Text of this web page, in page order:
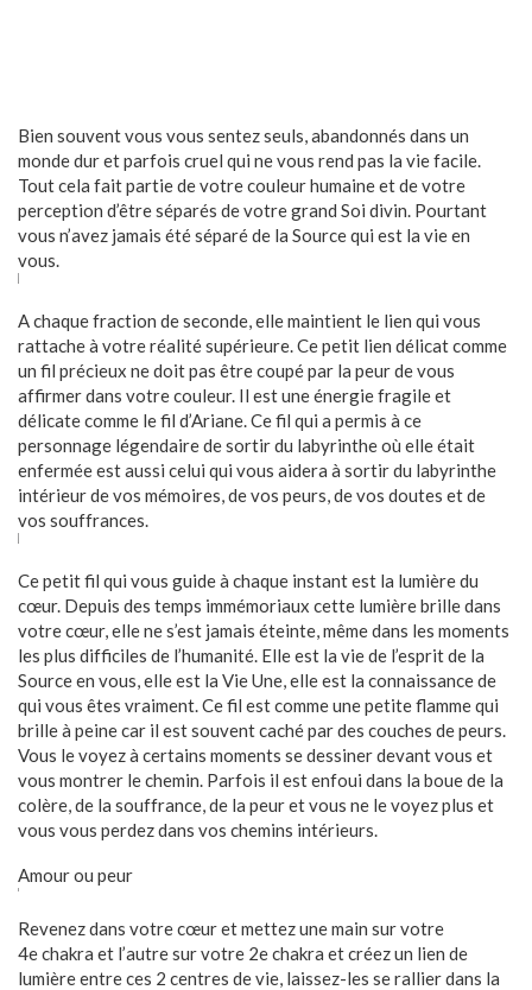
Bien souvent vous vous sentez seuls, abandonnés dans un
monde dur et parfois cruel qui ne vous rend pas la vie facile.
Tout cela fait partie de votre couleur humaine et de votre
perception d’être séparés de votre grand Soi divin. Pourtant
vous n’avez jamais été séparé de la Source qui est la vie en
vous.
A chaque fraction de seconde, elle maintient le lien qui vous
rattache à votre réalité supérieure. Ce petit lien délicat comme
un fil précieux ne doit pas être coupé par la peur de vous
affirmer dans votre couleur. Il est une énergie fragile et
délicate comme le fil d’Ariane. Ce fil qui a permis à ce
personnage légendaire de sortir du labyrinthe où elle était
enfermée est aussi celui qui vous aidera à sortir du labyrinthe
intérieur de vos mémoires, de vos peurs, de vos doutes et de
vos souffrances.
Ce petit fil qui vous guide à chaque instant est la lumière du
cœur. Depuis des temps immémoriaux cette lumière brille dans
votre cœur, elle ne s’est jamais éteinte, même dans les moments
les plus difficiles de l’humanité. Elle est la vie de l’esprit de la
Source en vous, elle est la Vie Une, elle est la connaissance de
qui vous êtes vraiment. Ce fil est comme une petite flamme qui
brille à peine car il est souvent caché par des couches de peurs.
Vous le voyez à certains moments se dessiner devant vous et
vous montrer le chemin. Parfois il est enfoui dans la boue de la
colère, de la souffrance, de la peur et vous ne le voyez plus et
vous vous perdez dans vos chemins intérieurs.
Amour ou peur
Revenez dans votre cœur et mettez une main sur votre
4e chakra et l’autre sur votre 2e chakra et créez un lien de
lumière entre ces 2 centres de vie, laissez-les se rallier dans la